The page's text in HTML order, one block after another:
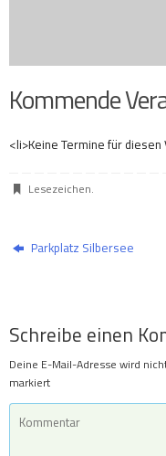
Kommende
<li>Keine Termine für
Lesezeichen.
Parkplatz Silbersee
Schreibe einen
Deine E-Mail-Adresse wird
markiert